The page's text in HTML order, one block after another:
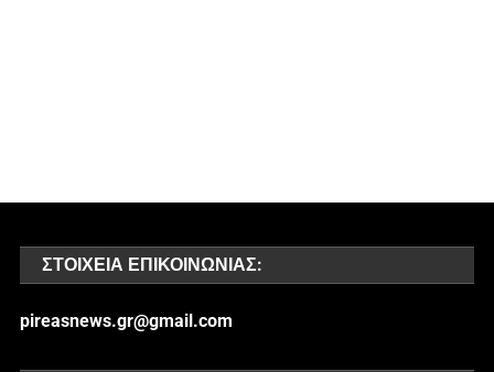
ΣΤΟΙΧΕΊΑ ΕΠΙΚΟΙΝΩΝΊΑΣ:
pireasnews.gr@gmail.com